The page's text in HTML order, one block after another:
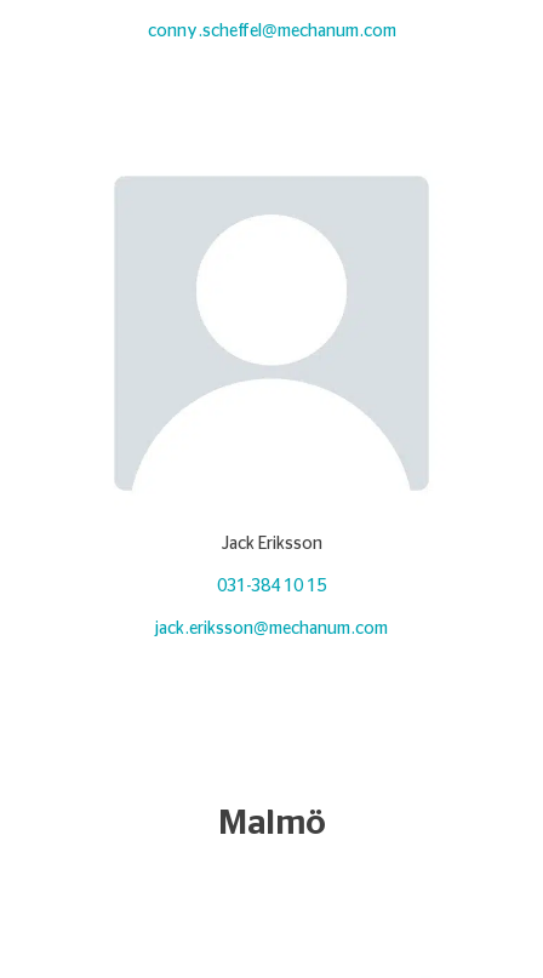
conny.scheffel@mechanum.com
Jack Eriksson
031-384 10 15
jack.eriksson@mechanum.com
Malmö